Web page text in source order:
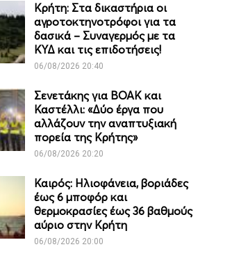
Κρήτη: Στα δικαστήρια οι
αγροτοκτηνοτρόφοι για τα
δασικά – Συναγερμός με τα
ΚΥΔ και τις επιδοτήσεις!
06/08/2026 20:40
Σενετάκης για ΒΟΑΚ και
Καστέλλι: «Δύο έργα που
αλλάζουν την αναπτυξιακή
πορεία της Κρήτης»
06/08/2026 20:20
Καιρός: Ηλιοφάνεια, βοριάδες
έως 6 μποφόρ και
θερμοκρασίες έως 36 βαθμούς
αύριο στην Κρήτη
06/08/2026 20:00